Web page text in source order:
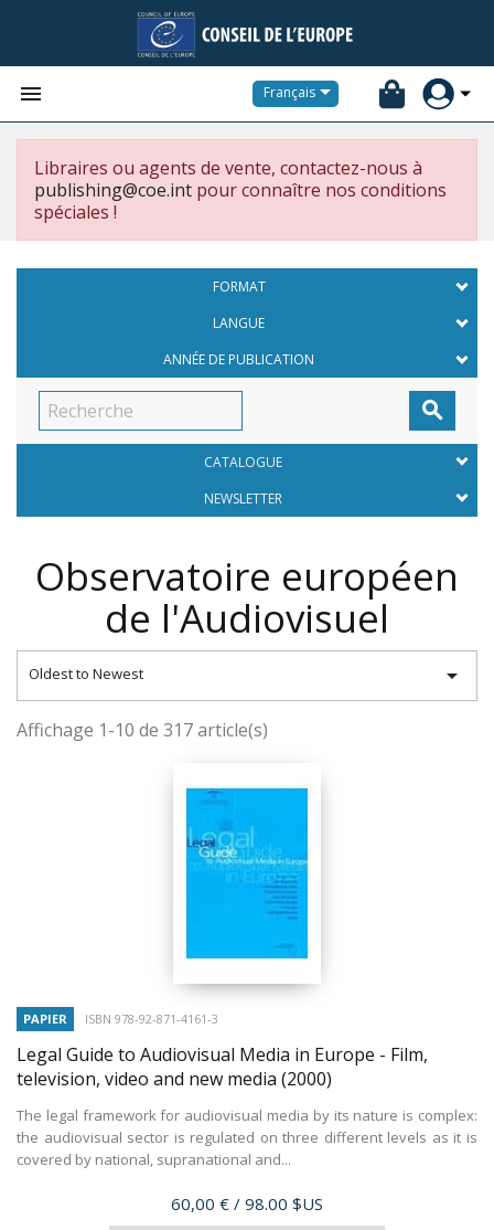
 Français
Libraires ou agents de vente, contactez-nous à
publishing@coe.int pour connaître nos conditions
spéciales !
FORMAT
LANGUE
ANNÉE DE PUBLICATION

CATALOGUE
NEWSLETTER
Observatoire européen
de l'Audiovisuel
Oldest to Newest 
Affichage 1-10 de 317 article(s)
PAPIER ISBN 978-92-871-4161-3
Legal Guide to Audiovisual Media in Europe - Film,
television, video and new media (2000)
The legal framework for audiovisual media by its nature is complex:
the audiovisual sector is regulated on three different levels as it is
covered by national, supranational and...
Prix
60,00 € / 98.00 $US